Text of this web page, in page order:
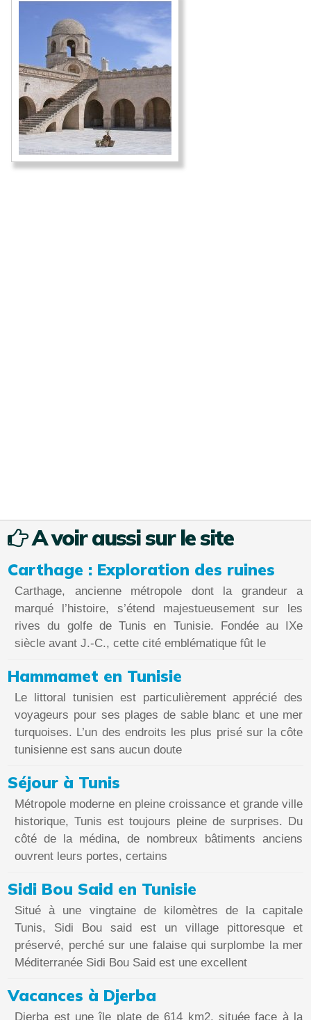
A voir aussi sur le site
Carthage : Exploration des ruines
Carthage, ancienne métropole dont la grandeur a
marqué l’histoire, s’étend majestueusement sur les
rives du golfe de Tunis en Tunisie. Fondée au IXe
siècle avant J.-C., cette cité emblématique fût le
Hammamet en Tunisie
Le littoral tunisien est particulièrement apprécié des
voyageurs pour ses plages de sable blanc et une mer
turquoises. L’un des endroits les plus prisé sur la côte
tunisienne est sans aucun doute
Séjour à Tunis
Métropole moderne en pleine croissance et grande ville
historique, Tunis est toujours pleine de surprises. Du
côté de la médina, de nombreux bâtiments anciens
ouvrent leurs portes, certains
Sidi Bou Said en Tunisie
Situé à une vingtaine de kilomètres de la capitale
Tunis, Sidi Bou said est un village pittoresque et
préservé, perché sur une falaise qui surplombe la mer
Méditerranée Sidi Bou Said est une excellent
Vacances à Djerba
Djerba est une île plate de 614 km2, située face à la